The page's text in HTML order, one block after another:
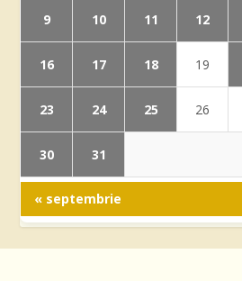
9 10 11 12
16 17 18 19
23 24 25 26
30 31
« septembrie